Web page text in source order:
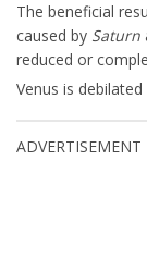
The beneficial
caused by Saturn
reduced or
Venus is
ADVERTISEMENT